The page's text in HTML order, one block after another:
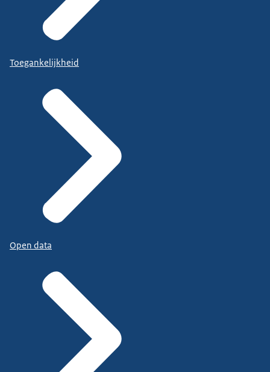
Toegankelijkheid
Open data